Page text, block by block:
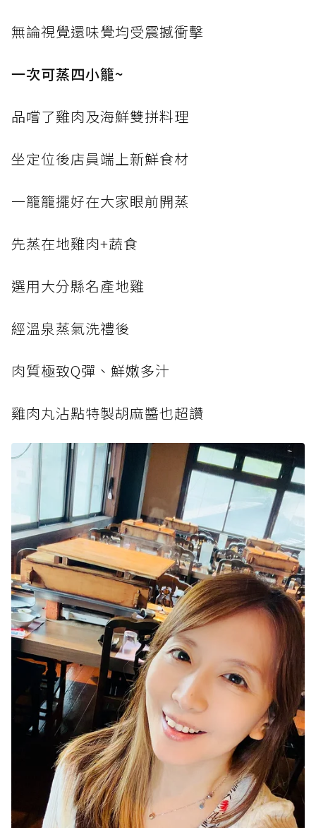
無論視覺還味覺均受震撼衝擊
一次可蒸四小籠~
品嚐了雞肉及海鮮雙拼料理
坐定位後店員端上新鮮食材
一籠籠擺好在大家眼前開蒸
先蒸在地雞肉+蔬食
選用大分縣名產地雞
經溫泉蒸氣洗禮後
肉質極致Q彈、鮮嫩多汁
雞肉丸沾點特製胡麻醬也超讚